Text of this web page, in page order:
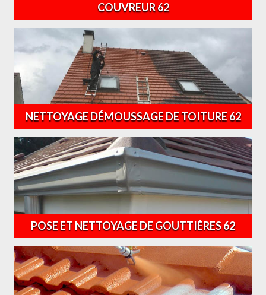
COUVREUR 62
NETTOYAGE DÉMOUSSAGE DE TOITURE 62
POSE ET NETTOYAGE DE GOUTTIÈRES 62